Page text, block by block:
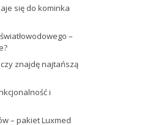
się do kominka
–
znajdę najtańszą
i
– pakiet Luxmed